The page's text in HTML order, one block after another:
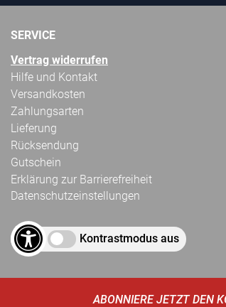
SERVICE
Vertrag widerrufen
Hilfe und Kontakt
Versandkosten
Zahlungsarten
Lieferung
Rücksendung
Gutschein
Erklärung zur Barrierefreiheit
Datenschutzeinstellungen
Kontrastmodus aus
ABONNIERE JETZT DEN